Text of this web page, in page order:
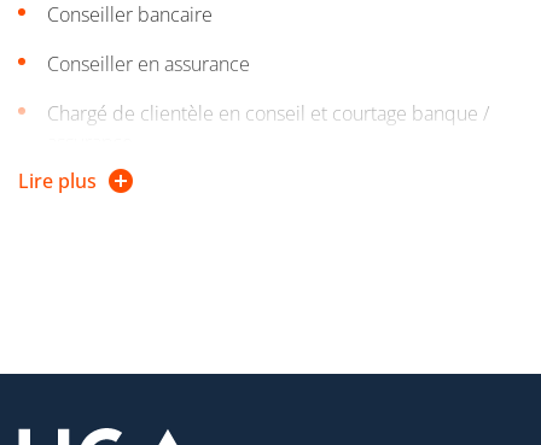
Conseiller bancaire
Conseiller en assurance
Chargé de clientèle en conseil et courtage banque /
Compte tenu de l'actuelle pyramide des âges, les secteurs
Lire plus